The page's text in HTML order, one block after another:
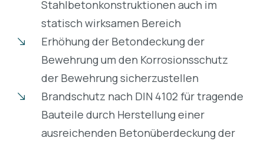
Stahlbetonkonstruktionen auch im
statisch wirksamen Bereich
Erhöhung der Betondeckung der
Bewehrung um den Korrosionsschutz
der Bewehrung sicherzustellen
Brandschutz nach DIN 4102 für tragende
Bauteile durch Herstellung einer
ausreichenden Betonüberdeckung der